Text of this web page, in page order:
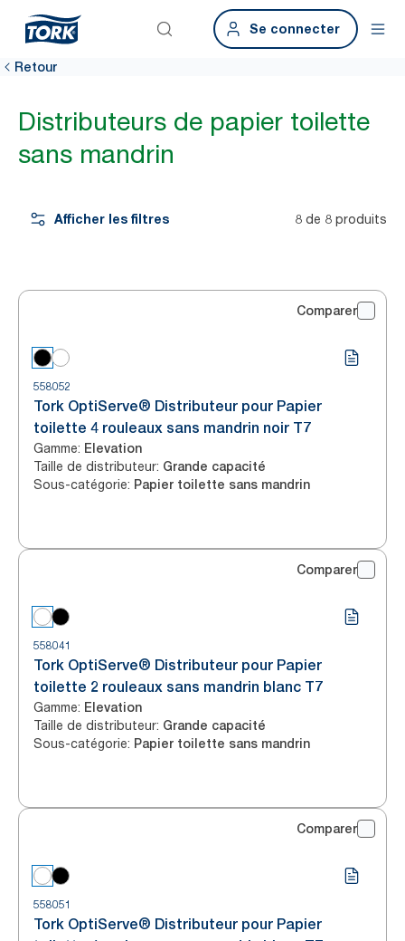
Se connecter
Retour
Distributeurs de papier toilette
sans mandrin
Afficher les filtres 8 de 8 produits
Comparer
558052
Tork OptiServe® Distributeur pour Papier
toilette 4 rouleaux sans mandrin noir T7
Gamme: Elevation
Taille de distributeur: Grande capacité
Sous-catégorie: Papier toilette sans mandrin
Comparer
558041
Tork OptiServe® Distributeur pour Papier
toilette 2 rouleaux sans mandrin blanc T7
Gamme: Elevation
Taille de distributeur: Grande capacité
Sous-catégorie: Papier toilette sans mandrin
Comparer
558051
Tork OptiServe® Distributeur pour Papier